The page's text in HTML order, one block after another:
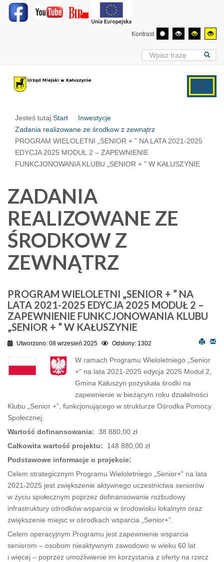
Kontrast
Jesteś tutaj:Start
Inwestycje
Zadania realizowane ze środkow z zewnątrz
PROGRAM WIELOLETNI „SENIOR + ” NA LATA 2021-2025
EDYCJA 2025 MODUŁ 2 – ZAPEWNIENIE
FUNKCJONOWANIA KLUBU „SENIOR + ” W KAŁUSZYNIE
ZADANIA
REALIZOWANE ZE
ŚRODKOW Z
ZEWNĄTRZ
PROGRAM WIELOLETNI „SENIOR + ” NA
LATA 2021-2025 EDYCJA 2025 MODUŁ 2 –
ZAPEWNIENIE FUNKCJONOWANIA KLUBU
„SENIOR + ” W KAŁUSZYNIE
Utworzono: 08 wrzesień 2025 Odsłony: 1302
W ramach Programu Wieloletniego „Senior
+” na lata 2021-2025 edycja 2025 Moduł 2,
Gmina Kałuszyn pozyskała środki na
zapewnienie w bieżącym roku działalności
Klubu „Senior +”, funkcjonującego w strukturze Ośrodka Pomocy
Społecznej.
Wartość dofinansowania: 38 880,00 zł
Całkowita wartość projektu: 148 880,00 zł
Podstawowe informacje o projekcie:
Celem strategicznym Programu Wieloletniego „Senior+” na lata
2021-2025 jest zwiększenie aktywnego uczestnictwa seniorów
w życiu społecznym poprzez dofinansowanie rozbudowy
infrastruktury ośrodków wsparcia w środowisku lokalnym oraz
zwiększenie miejsc w ośrodkach wsparcia „Senior+”.
Celem operacyjnym Programu jest zapewnienie wsparcia
seniorom – osobom nieaktywnym zawodowo w wieku 60 lat
i więcej – poprzez umożliwienie im korzystania z oferty na rzecz